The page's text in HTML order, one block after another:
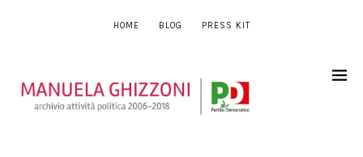
HOME BLOG PRESS KIT